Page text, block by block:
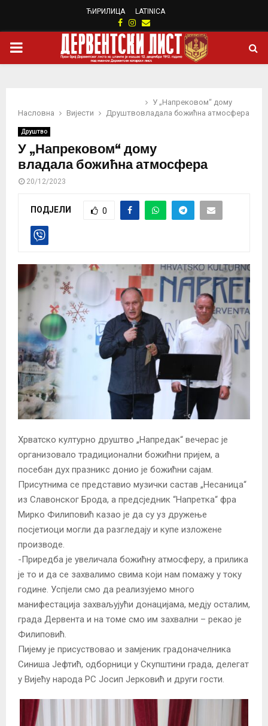
ЋИРИЛИЦА LATINICA
Facebook
Instagram
Email
PRIMARY
Насловна Вијести Друштво
У „Напрековом“ дому
владала божићна атмосфера
Друштво
У „Напрековом“ дому
владала божићна атмосфера
20/12/2023
ПОДЈЕЛИ 0
Хрватско културно друштво „Напредак“ вечерас је
организовало традиционални божићни пријем, а
посебан дух празникс донио је божићни сајам.
Присутнима се представио музички састав „Несаница“
из Славонског Брода, а предсједник “Напретка“ фра
Мирко Филиповић казао је да су уз дружење
посјетиоци могли да разгледају и купе изложене
производе.
-Приредба је увеличала божићну атмосферу, а прилика
је то и да се захвалимо свима који нам помажу у току
године. Успјели смо да реализујемо много
манифестација захваљујући донацијама, медју осталим,
града Дервента и на томе смо им захвални – рекао је
Филиповић.
Пијему је присуствовао и замјеник градоначелника
Синиша Јефтић, одборници у Скупштини града, делегат
у Вијећу народа РС Јосип Јерковић и други гости.